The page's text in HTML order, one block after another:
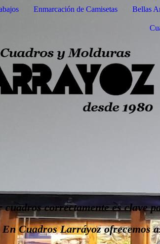
Enmarcación de Camisetas Bellas
cuadros correctamente es clave
En Cuadros Larráyoz ofrecemos